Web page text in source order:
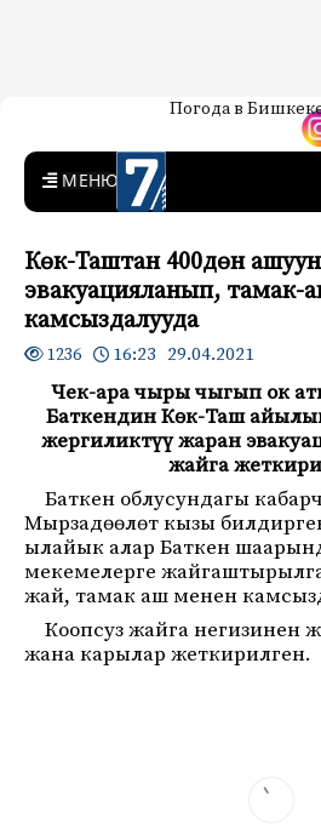
7-канал.
Кыргызстан
Жаңылыктар — Кыргызстан
Погода в
MENU
Көк-Таштан 400дөн
эвакуацияланып, тамак-
камсыздалууда
1236 16:23 29.04.2021
Чек-ара чыры чыгып ок
Баткендин Көк-Таш
жергиликтүү жаран
жайга
Баткен облусундагы
Мырзадөөлөт кызы
ылайык алар Баткен
мекемелерге
жай, тамак аш менен
Коопсуз жайга негизинен
жана карылар жеткирилген.